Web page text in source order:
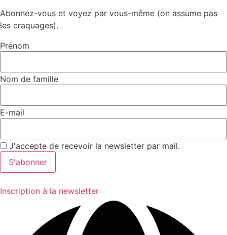
Abonnez-vous et voyez par vous-même (on assume pas
les craquages).
Prénom
Nom de famille
E-mail
J'accepte de recevoir la newsletter par mail.
Inscription à la newsletter